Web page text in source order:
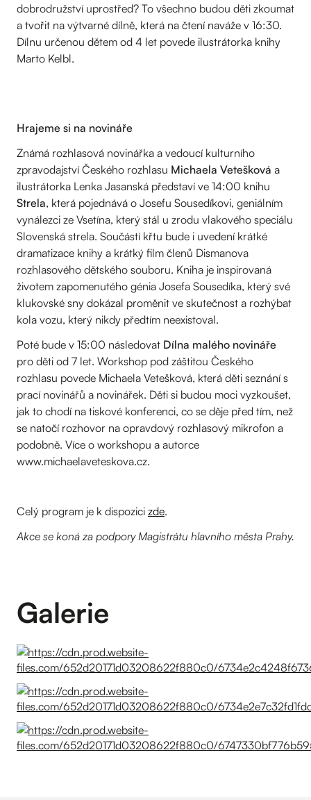
dobrodružství uprostřed? To všechno budou děti zkoumat
a tvořit na výtvarné dílně, která na čtení naváže v 16:30.
Dílnu určenou dětem od 4 let povede ilustrátorka knihy
Marto Kelbl.
Hrajeme si na novináře
Známá rozhlasová novinářka a vedoucí kulturního
zpravodajství Českého rozhlasu Michaela Vetešková a
ilustrátorka Lenka Jasanská představí ve 14:00 knihu
Strela, která pojednává o Josefu Sousedíkovi, geniálním
vynálezci ze Vsetína, který stál u zrodu vlakového speciálu
Slovenská strela. Součástí křtu bude i uvedení krátké
dramatizace knihy a krátký film členů Dismanova
rozhlasového dětského souboru. Kniha je inspirovaná
životem zapomenutého génia Josefa Sousedíka, který své
klukovské sny dokázal proměnit ve skutečnost a rozhýbat
kola vozu, který nikdy předtím neexistoval.
Poté bude v 15:00 následovat Dílna malého novináře
pro děti od 7 let. Workshop pod záštitou Českého
rozhlasu povede Michaela Vetešková, která děti seznání s
prací novinářů a novinářek. Děti si budou moci vyzkoušet,
jak to chodí na tiskové konferenci, co se děje před tím, než
se natočí rozhovor na opravdový rozhlasový mikrofon a
podobně. Více o workshopu a autorce
www.michaelaveteskova.cz.
Celý program je k dispozici zde.
‍Akce se koná za podpory Magistrátu hlavního města Prahy.
Galerie